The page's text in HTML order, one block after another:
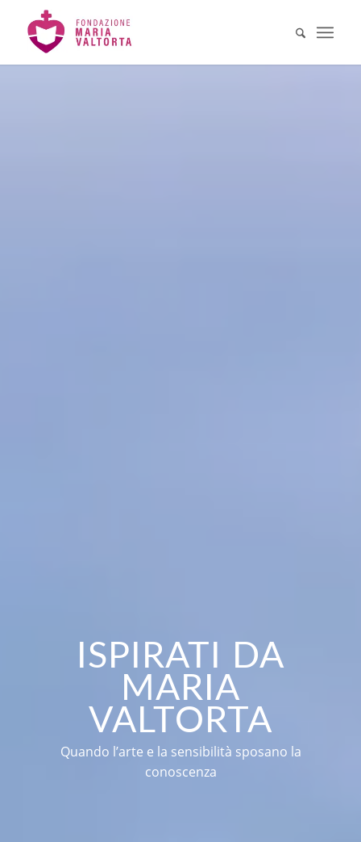
ISPIRATI DA
MARIA
VALTORTA
Quando l’arte e la sensibilità sposano la
conoscenza